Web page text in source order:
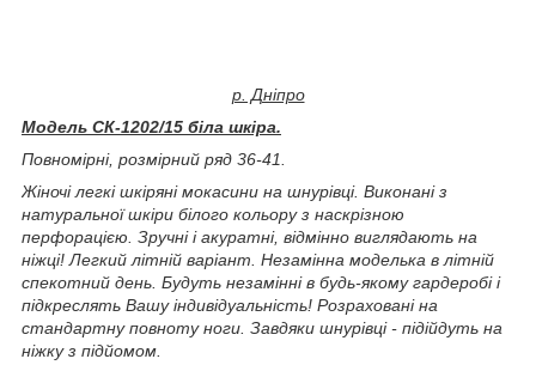
р. Дніпро
Модель СК-1202/15 біла шкіра.
Повномірні, розмірний ряд 36-41.
Жіночі легкі шкіряні мокасини на шнурівці. Виконані з
натуральної шкіри білого кольору з наскрізною
перфорацією. Зручні і акуратні, відмінно виглядають на
ніжці! Легкий літній варіант. Незамінна моделька в літній
спекотний день. Будуть незамінні в будь-якому гардеробі і
підкреслять Вашу індивідуальність! Розраховані на
стандартну повноту ноги. Завдяки шнурівці - підійдуть на
ніжку з підйомом.